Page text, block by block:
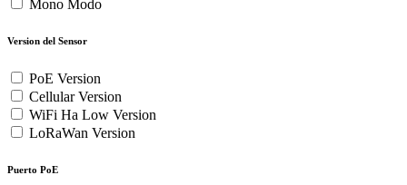
Mono Modo
Version del Sensor
PoE Version
Cellular Version
WiFi Ha Low Version
LoRaWan Version
Puerto PoE